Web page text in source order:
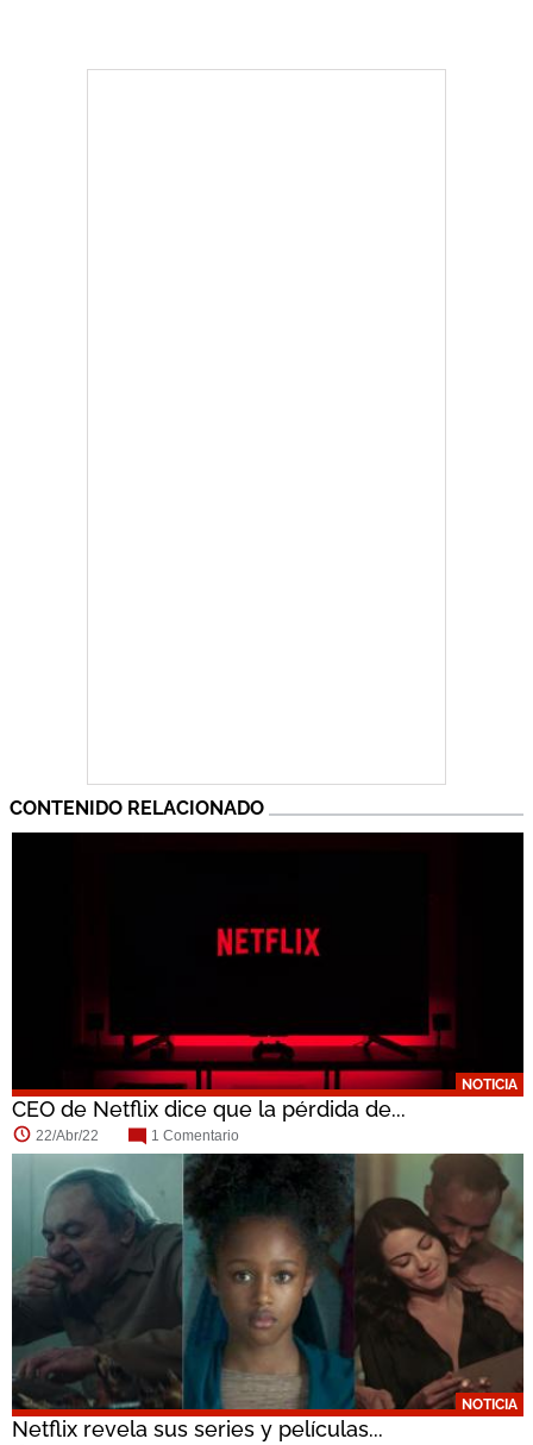
CONTENIDO RELACIONADO
NOTICIA
CEO de Netflix dice que la pérdida de...
22/Abr/22 1 Comentario
NOTICIA
Netflix revela sus series y películas...